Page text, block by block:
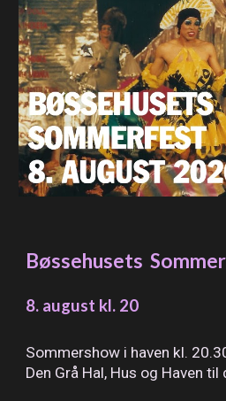
Bøssehusets
8. august kl. 20
Sommershow i haven kl.
Den Grå Hal, Hus og Haven